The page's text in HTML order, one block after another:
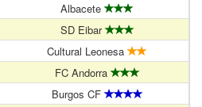
Albacete
SD Eibar
Cultural Leonesa
FC Andorra
Burgos CF